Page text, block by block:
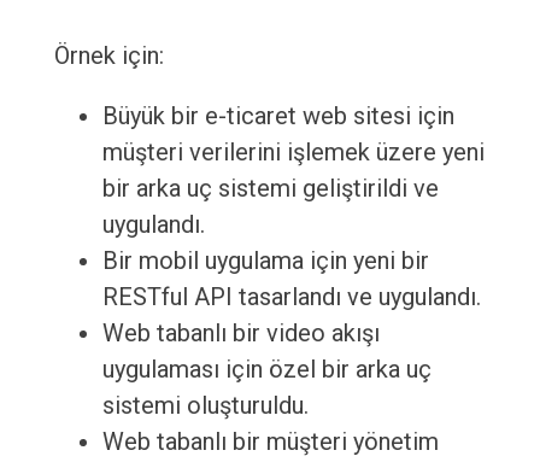
Örnek için:
Büyük bir e-ticaret web sitesi için
müşteri verilerini işlemek üzere yeni
bir arka uç sistemi geliştirildi ve
uygulandı.
Bir mobil uygulama için yeni bir
RESTful API tasarlandı ve uygulandı.
Web tabanlı bir video akışı
uygulaması için özel bir arka uç
sistemi oluşturuldu.
Web tabanlı bir müşteri yönetim